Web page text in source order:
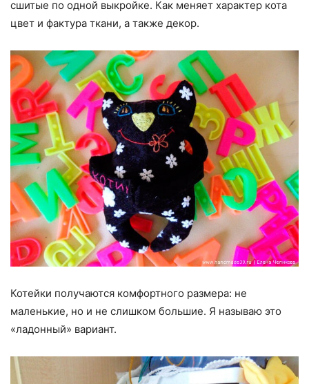
сшитые по одной выкройке. Как меняет характер кота
цвет и фактура ткани, а также декор.
Котейки получаются комфортного размера: не
маленькие, но и не слишком большие. Я называю это
«ладонный» вариант.